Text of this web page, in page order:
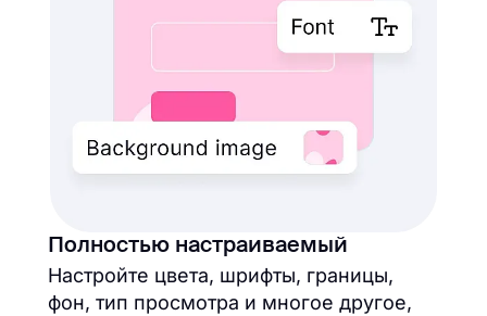
Полностью настраиваемый
Настройте цвета, шрифты, границы,
фон, тип просмотра и многое другое,